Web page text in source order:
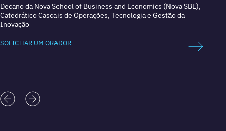
Decano da Nova School of Business and Economics (Nova SBE),
Catedrático Cascais de Operações, Tecnologia e Gestão da
Inovação
SOLICITAR UM ORADOR